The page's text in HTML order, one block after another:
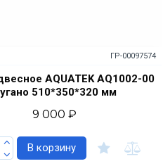
ГР-00097574
AQUATEK AQ1002-00
510*350*320 мм
9 000 ₽
В корзину